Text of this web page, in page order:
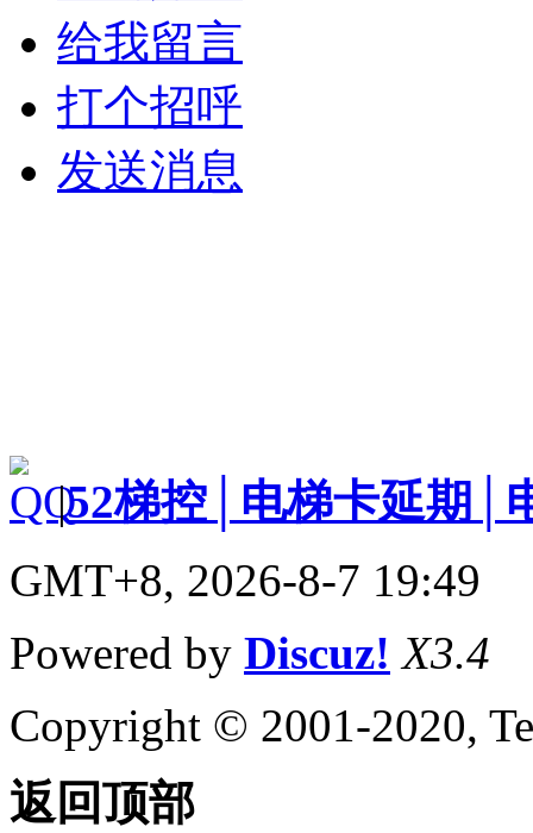
给我留言
打个招呼
发送消息
|52梯控│电梯卡延期│
GMT+8, 2026-8-7 19:49
Powered by Discuz! X3.4
Copyright © 2001-2020,
返回顶部